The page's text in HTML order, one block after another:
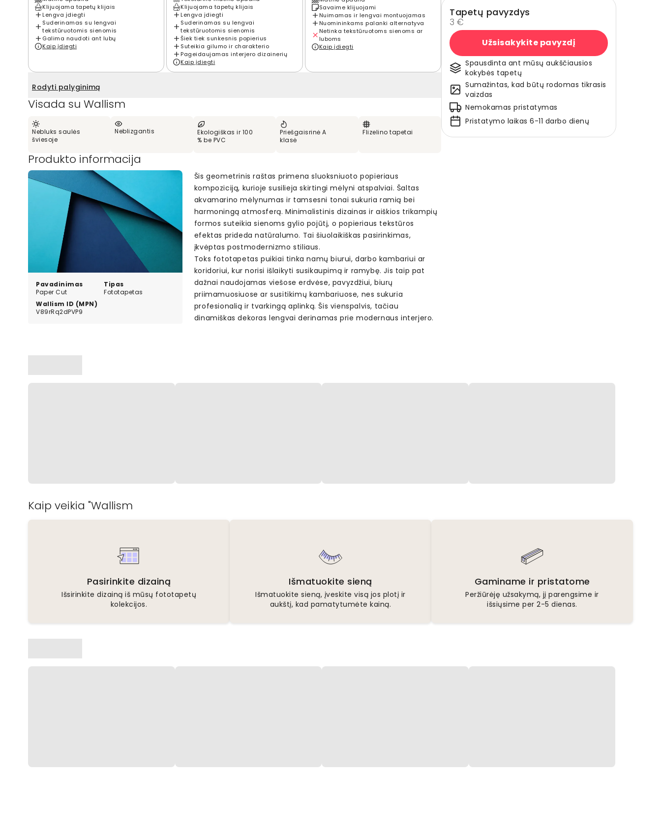
Klijuojama tapetų klijais
Lengva įdiegti
Suderinamas su lengvai
tekstūruotomis sienomis
Galima naudoti ant lubų
Kaip įdiegti
Klijuojama tapetų klijais
Lengva įdiegti
Suderinamas su lengvai
tekstūruotomis sienomis
Šiek tiek sunkesnis popierius
Suteikia gilumo ir charakterio
Pageidaujamas interjero dizainerių
Kaip įdiegti
Savaime klijuojami
Nuimamas ir lengvai montuojamas
Nuomininkams palanki alternatyva
Netinka tekstūruotoms sienoms ar
luboms
Kaip įdiegti
Rodyti palyginimą
Visada su Wallism
Nebluks saulės
šviesoje
Neblizgantis
Ekologiškas ir 100
% be PVC
Priešgaisrinė A
klasė
Flizelino tapetai
Produkto informacija
Pavadinimas
Paper Cut
Tipas
Fototapetas
Wallism ID (MPN)
V89rRq2dPVP9
Šis geometrinis raštas primena sluoksniuoto popieriaus
kompoziciją, kurioje susilieja skirtingi mėlyni atspalviai. Šaltas
akvamarino mėlynumas ir tamsesni tonai sukuria ramią bei
harmoningą atmosferą. Minimalistinis dizainas ir aiškios trikampių
formos suteikia sienoms gylio pojūtį, o popieriaus tekstūros
efektas prideda natūralumo. Tai šiuolaikiškas pasirinkimas,
įkvėptas postmodernizmo stiliaus.
Toks fototapetas puikiai tinka namų biurui, darbo kambariui ar
koridoriui, kur norisi išlaikyti susikaupimą ir ramybę. Jis taip pat
dažnai naudojamas viešose erdvėse, pavyzdžiui, biurų
priimamuosiuose ar susitikimų kambariuose, nes sukuria
profesionalią ir tvarkingą aplinką. Šis vienspalvis, tačiau
dinamiškas dekoras lengvai derinamas prie modernaus interjero.
Tapetų pavyzdys
3 €
Užsisakykite pavyzdį
Spausdinta ant mūsų aukščiausios
kokybės tapetų
Sumažintas, kad būtų rodomas tikrasis
vaizdas
Nemokamas pristatymas
Pristatymo laikas 6-11 darbo dienų
Kaip veikia "Wallism
Pasirinkite dizainą
Išsirinkite dizainą iš mūsų fototapetų
kolekcijos.
Išmatuokite sieną
Išmatuokite sieną, įveskite visą jos plotį ir
aukštį, kad pamatytumėte kainą.
Gaminame ir pristatome
Peržiūrėję užsakymą, jį parengsime ir
išsiųsime per 2-5 dienas.